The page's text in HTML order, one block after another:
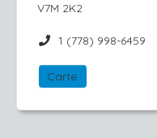
V7M 2K2
1 (778) 998-6459
Carte